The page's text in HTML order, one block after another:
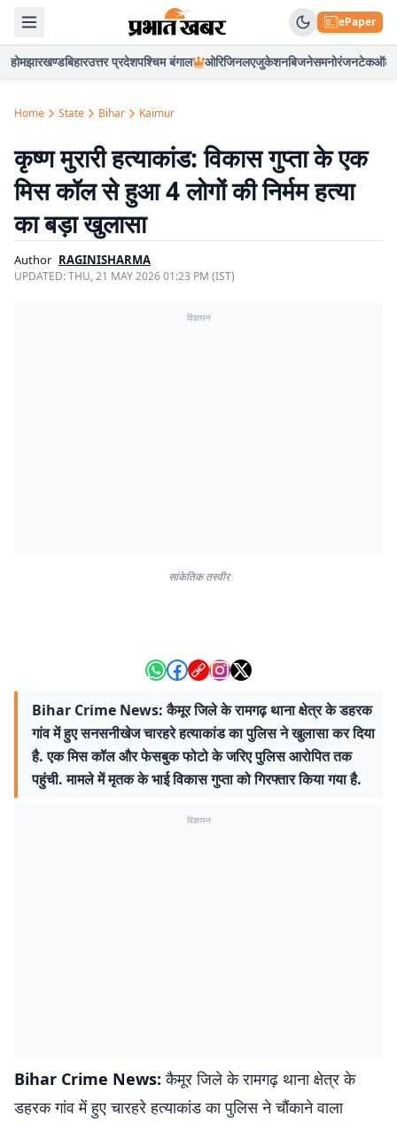
ePaper
होमझारखण्डबिहारउत्तर प्रदेशपश्चिम बंगाल ओरिजिनलएजुकेशनबिजनेसमनोरंजनटेकऑटो
Home State Bihar Kaimur
कृष्ण मुरारी हत्याकांड: विकास गुप्ता के एक
मिस कॉल से हुआ 4 लोगों की निर्मम हत्या
का बड़ा खुलासा
Author RAGINISHARMA
UPDATED:THU, 21 MAY 2026 01:23 PM (IST)
विज्ञापन
सांकेतिक तस्वीर
Bihar Crime News: कैमूर जिले के रामगढ़ थाना क्षेत्र के डहरक
गांव में हुए सनसनीखेज चारहरे हत्याकांड का पुलिस ने खुलासा कर दिया
है. एक मिस कॉल और फेसबुक फोटो के जरिए पुलिस आरोपित तक
पहुंची. मामले में मृतक के भाई विकास गुप्ता को गिरफ्तार किया गया है.
विज्ञापन
Bihar Crime News: कैमूर जिले के रामगढ़ थाना क्षेत्र के
डहरक गांव में हुए चारहरे हत्याकांड का पुलिस ने चौंकाने वाला